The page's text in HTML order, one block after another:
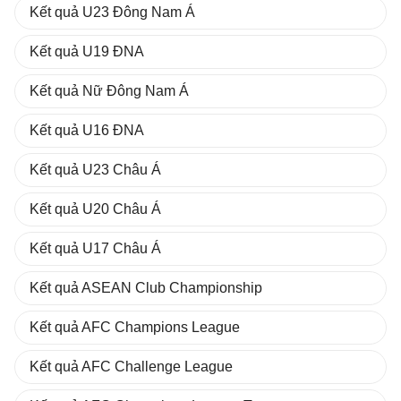
Kết quả U23 Đông Nam Á
Kết quả U19 ĐNA
Kết quả Nữ Đông Nam Á
Kết quả U16 ĐNA
Kết quả U23 Châu Á
Kết quả U20 Châu Á
Kết quả U17 Châu Á
Kết quả ASEAN Club Championship
Kết quả AFC Champions League
Kết quả AFC Challenge League